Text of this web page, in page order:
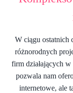
W ciągu ostatnich
różnorodnych
firm działających
pozwala nam
internetowe, ale